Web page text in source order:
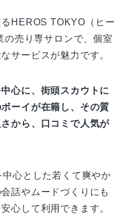
HEROS TOKYO（ヒー
の売り専サロンで、個室
サービスが魅力です。
心に、街頭スカウトに
ーイが在籍し、その質
から、口コミで人気が
心とした若くて爽やか
話やムードづくりにも
心して利用できます。